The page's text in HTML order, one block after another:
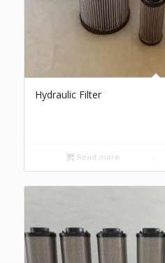
Hydraulic Filter
Read more